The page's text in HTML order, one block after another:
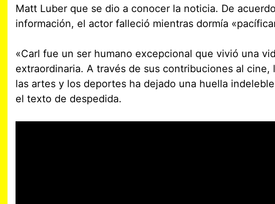
Matt Luber que se dio a conocer la noticia. De
información, el actor falleció mientras dormía
«Carl fue un ser humano excepcional que vivió una
extraordinaria. A través de sus contribuciones al cine,
las artes y los deportes ha dejado una huella
el texto de despedida.